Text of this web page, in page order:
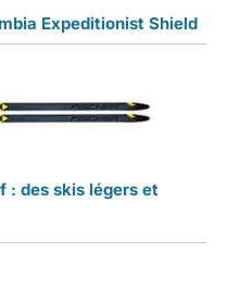
Expeditionist Shield
: des skis légers et